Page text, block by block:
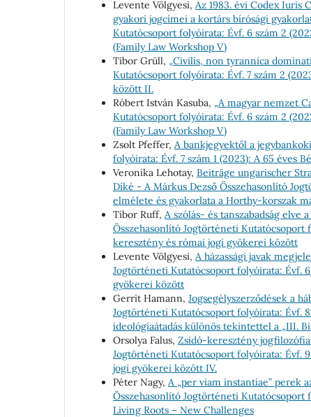
Levente Völgyesi, Az 1983. évi Codex Iuris
gyakori jogcímei a kortárs bírósági
Kutatócsoport folyóirata: Évf. 6 szám 2
(Family Law Workshop V)
Tibor Grüll, „Civilis, non tyrannica
Kutatócsoport folyóirata: Évf. 7 szám 2
között II.
Róbert István Kasuba, „A magyar nemzet
Kutatócsoport folyóirata: Évf. 6 szám 2
(Family Law Workshop V)
Zsolt Pfeffer, A bankjegyektől a
folyóirata: Évf. 7 szám 1 (2023): A 65 éves
Veronika Lehotay, Beiträge ungarischer
Díké - A Márkus Dezső Összehasonlító
elmélete és gyakorlata a Horthy-korszak
Tibor Ruff, A szólás- és tanszabadság elve
Összehasonlító Jogtörténeti Kutatócsoport
keresztény és római jogi gyökerei között
Levente Völgyesi, A házassági javak
Jogtörténeti Kutatócsoport folyóirata: Évf.
gyökerei között
Gerrit Hamann, Jogsegélyszerződések a
Jogtörténeti Kutatócsoport folyóirata: Évf.
ideológiaátadás különös tekintettel a „III.
Orsolya Falus, Zsidó-keresztény
Jogtörténeti Kutatócsoport folyóirata: Évf.
jogi gyökerei között IV.
Péter Nagy, A „per viam instantiae” perek
Összehasonlító Jogtörténeti Kutatócsoport
Living Roots – New Challenges